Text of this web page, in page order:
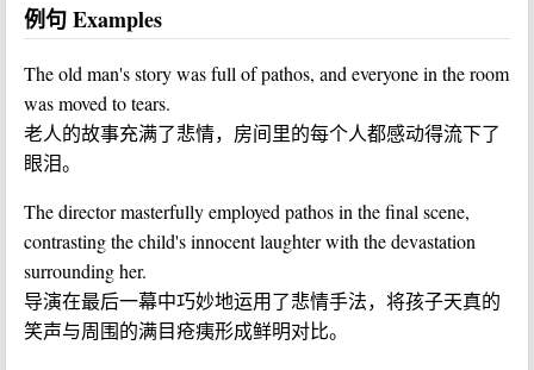
例句 Examples
The old man's story was full of pathos, and everyone in the room
was moved to tears.
老人的故事充满了悲情，房间里的每个人都感动得流下了
眼泪。
The director masterfully employed pathos in the final scene,
contrasting the child's innocent laughter with the devastation
surrounding her.
导演在最后一幕中巧妙地运用了悲情手法，将孩子天真的
笑声与周围的满目疮痍形成鲜明对比。